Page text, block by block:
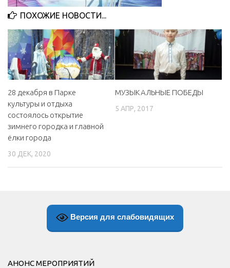
МБУ Дом культуры «Молодость»
МБУ Дом культуры «Октябрь»
МБОУ ДО «Детская школа искусств»
МБОУ ДО «Детская музыкальная школа»
МБУК «Искитимский городской историко-художественный
музей»
МБУ Парк культуры и отдыха им. И.В. Коротеева
МБУК «Централизованная библиотечная система»
ДК «Россия»
Афиша
ПОХОЖИЕ НОВОСТИ...
28 декабря в Парке
культуры и отдыха
состоялось открытие
зимнего городка и главной
ёлки города
30 ДЕК, 2020
МУЗЫКАЛЬНЫЕ ПОБЕДЫ
5 АПР, 2017
Версия для слабовидящих
АНОНС МЕРОПРИЯТИЙ